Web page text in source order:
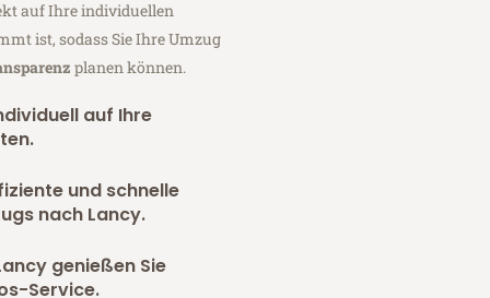
auf Ihre individuellen
ist, sodass Sie Ihre Umzug
planen können.
auf Ihre
und schnelle
nach Lancy.
genießen Sie
Service.